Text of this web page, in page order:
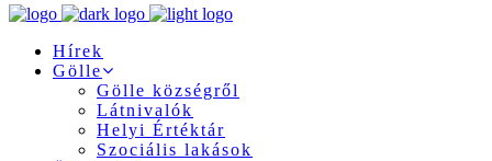
Hírek
Gölle
Gölle községről
Látnivalók
Helyi Értéktár
Szociális lakások